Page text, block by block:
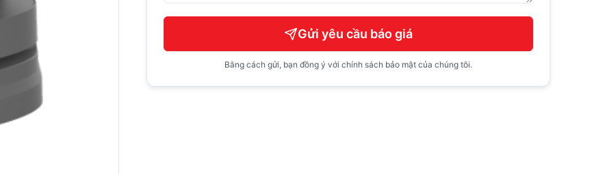
Gửi yêu cầu báo giá
Bằng cách gửi, bạn đồng ý với chính sách bảo mật của chúng tôi.